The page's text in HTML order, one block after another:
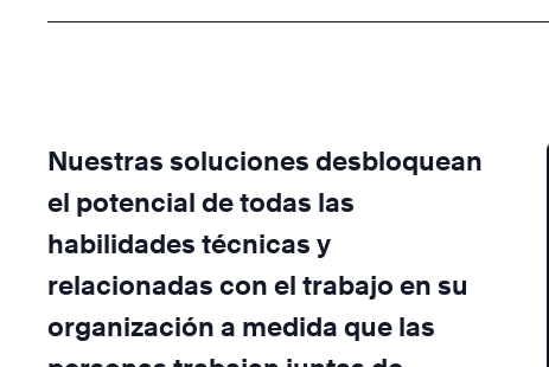
Nuestras soluciones desbloquean
el potencial de todas las
habilidades técnicas y
relacionadas con el trabajo en su
organización a medida que las